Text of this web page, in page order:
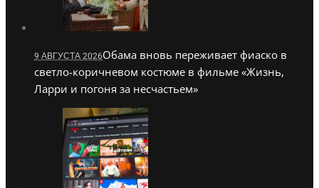
9 АВГУСТА 2026Обама вновь переживает фиаско в
светло-коричневом костюме в фильме «Жизнь,
Ларри и погоня за несчастьем»